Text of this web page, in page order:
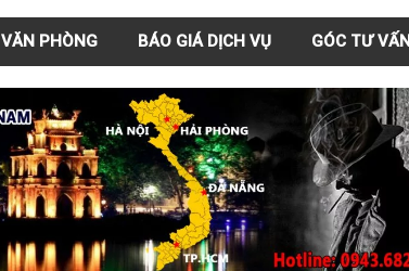
VĂN PHÒNG BÁO GIÁ DỊCH VỤ GÓC TƯ